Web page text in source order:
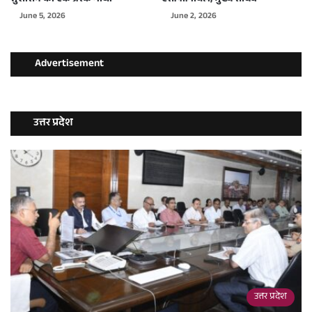
June 5, 2026 June 2, 2026
Advertisement
उत्तर प्रदेश
उत्तर प्रदेश